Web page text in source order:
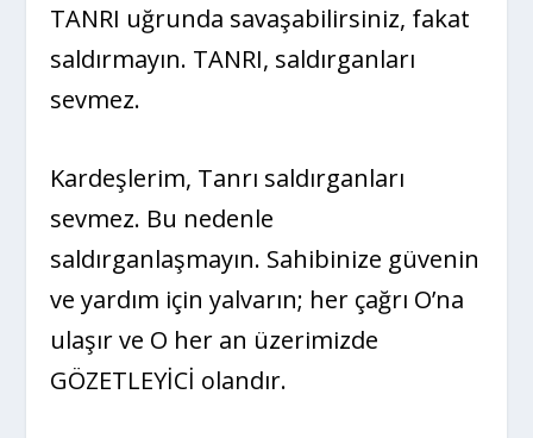
TANRI uğrunda savaşabilirsiniz, fakat
saldırmayın. TANRI, saldırganları
sevmez.
Kardeşlerim, Tanrı saldırganları
sevmez. Bu nedenle
saldırganlaşmayın. Sahibinize güvenin
ve yardım için yalvarın; her çağrı O’na
ulaşır ve O her an üzerimizde
GÖZETLEYİCİ olandır.